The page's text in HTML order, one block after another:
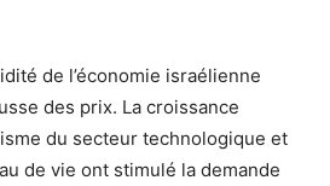
de l’économie israélienne
des prix. La croissance
du secteur technologique et
de vie ont stimulé la demande